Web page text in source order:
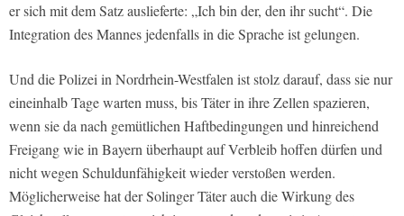
er sich mit dem Satz auslieferte: „Ich bin der, den ihr sucht“. Die
Integration des Mannes jedenfalls in die Sprache ist gelungen.
Und die Polizei in Nordrhein-Westfalen ist stolz darauf, dass sie nur
eineinhalb Tage warten muss, bis Täter in ihre Zellen spazieren,
wenn sie da nach gemütlichen Haftbedingungen und hinreichend
Freigang wie in Bayern überhaupt auf Verbleib hoffen dürfen und
nicht wegen Schuldunfähigkeit wieder verstoßen werden.
Möglicherweise hat der Solinger Täter auch die Wirkung des